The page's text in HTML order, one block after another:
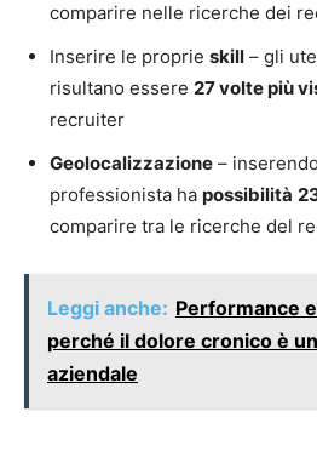
comparire nelle ricerche dei
Inserire le proprie skill – gli
risultano essere 27 volte più
recruiter
Geolocalizzazione –
professionista ha possibilità
comparire tra le ricerche del
Leggi anche: Performance
perché il dolore cronico è
aziendale